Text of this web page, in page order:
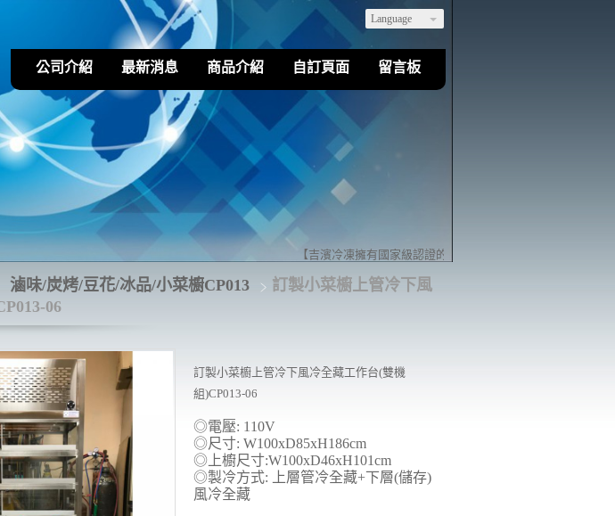
Language
公司介紹 最新消息 商品介紹 自訂頁面 留言板
【吉濱冷凍擁有國家級認證的乙級冷凍空調裝修技術】歡迎您
滷味/炭烤/豆花/冰品/小菜櫥CP013
訂製小菜櫥上管冷下風
06
訂製小菜櫥上管冷下風冷全藏工作台(雙機
組)CP013-06
◎電壓: 110V
◎尺寸: W100xD85xH186cm
◎上櫥尺寸:W100xD46xH101cm
◎製冷方式: 上層管冷全藏+下層(儲存)
風冷全藏